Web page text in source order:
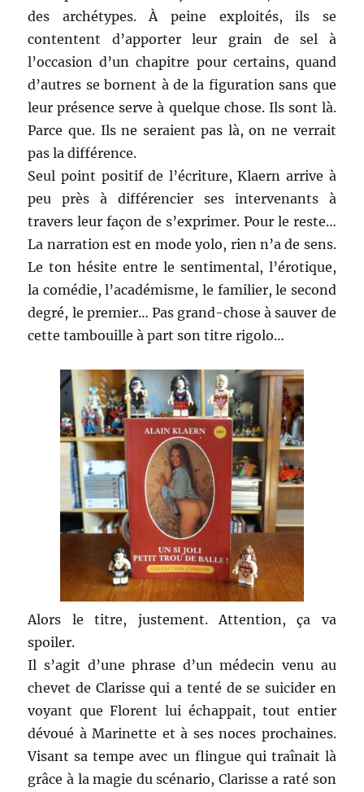
des archétypes. À peine exploités, ils se
contentent d’apporter leur grain de sel à
l’occasion d’un chapitre pour certains, quand
d’autres se bornent à de la figuration sans que
leur présence serve à quelque chose. Ils sont là.
Parce que. Ils ne seraient pas là, on ne verrait
pas la différence.
Seul point positif de l’écriture, Klaern arrive à
peu près à différencier ses intervenants à
travers leur façon de s’exprimer. Pour le reste…
La narration est en mode yolo, rien n’a de sens.
Le ton hésite entre le sentimental, l’érotique,
la comédie, l’académisme, le familier, le second
degré, le premier… Pas grand-chose à sauver de
cette tambouille à part son titre rigolo…
Alors le titre, justement. Attention, ça va
spoiler.
Il s’agit d’une phrase d’un médecin venu au
chevet de Clarisse qui a tenté de se suicider en
voyant que Florent lui échappait, tout entier
dévoué à Marinette et à ses noces prochaines.
Visant sa tempe avec un flingue qui traînait là
grâce à la magie du scénario, Clarisse a raté son